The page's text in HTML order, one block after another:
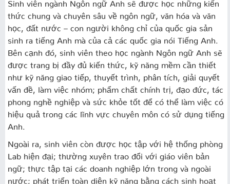
Sinh viên ngành Ngôn ngữ Anh sẽ được học những kiến
thức chung và chuyên sâu về ngôn ngữ, văn hóa và văn
học, đất nước – con người không chỉ của quốc gia sản
sinh ra tiếng Anh mà của cả các quốc gia nói Tiếng Anh.
Bên cạnh đó, sinh viên theo học ngành Ngôn ngữ Anh sẽ
được trang bị đầy đủ kiến thức, kỹ năng mềm cần thiết
như kỹ năng giao tiếp, thuyết trình, phân tích, giải quyết
vấn đề, làm việc nhóm; phẩm chất chính trị, đạo đức, tác
phong nghề nghiệp và sức khỏe tốt để có thể làm việc có
hiệu quả trong các lĩnh vực chuyên môn có sử dụng tiếng
Anh.
Ngoài ra, sinh viên còn được học tập với hệ thống phòng
Lab hiện đại; thường xuyên trao đổi với giáo viên bản
ngữ; thực tập tại các doanh nghiệp lớn trong và ngoài
nước; phát triển toàn diện kỹ năng bằng cách sinh hoạt